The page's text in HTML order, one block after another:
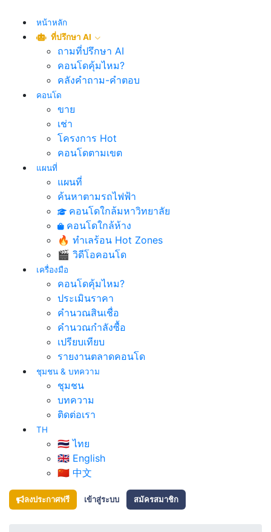
หน้าหลัก
ที่ปรึกษา AI
ถามที่ปรึกษา AI
คอนโดคุ้มไหม?
คลังคำถาม-คำตอบ
คอนโด
ขาย
เช่า
โครงการ Hot
คอนโดตามเขต
แผนที่
แผนที่
ค้นหาตามรถไฟฟ้า
คอนโดใกล้มหาวิทยาลัย
คอนโดใกล้ห้าง
🔥 ทำเลร้อน Hot Zones
🎬 วิดีโอคอนโด
เครื่องมือ
คอนโดคุ้มไหม?
ประเมินราคา
คำนวณสินเชื่อ
คำนวณกำลังซื้อ
เปรียบเทียบ
รายงานตลาดคอนโด
ชุมชน & บทความ
ชุมชน
บทความ
ติดต่อเรา
TH
🇹🇭 ไทย
🇬🇧 English
🇨🇳 中文
ลงประกาศฟรี เข้าสู่ระบบ สมัครสมาชิก